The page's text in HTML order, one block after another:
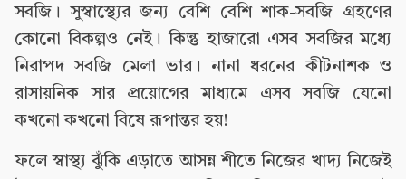
সবজি। সুস্বাস্থ্যের জন্য বেশি বেশি শাক-সবজি গ্রহণের
কোনো বিকল্পও নেই। কিন্তু হাজারো এসব সবজির মধ্যে
নিরাপদ সবজি মেলা ভার। নানা ধরনের কীটনাশক ও
রাসায়নিক সার প্রয়োগের মাধ্যমে এসব সবজি যেনো
কখনো কখনো বিষে রূপান্তর হয়!
ফলে স্বাস্থ্য ঝুঁকি এড়াতে আসন্ন শীতে নিজের খাদ্য নিজেই